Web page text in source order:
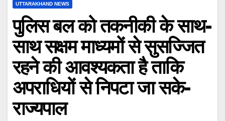
UTTARAKHAND NEWS
पुलिस बल को तकनीकी के साथ-
साथ सक्षम माध्यमों से सुसज्जित
रहने की आवश्यकता है ताकि
अपराधियों से निपटा जा सके-
राज्यपाल